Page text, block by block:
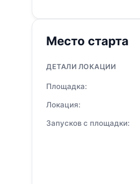
Место старта
ДЕТАЛИ ЛОКАЦИИ
Площадка:
Локация:
Запусков с площадки: